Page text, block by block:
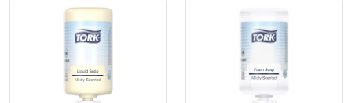
Product Link Product Link